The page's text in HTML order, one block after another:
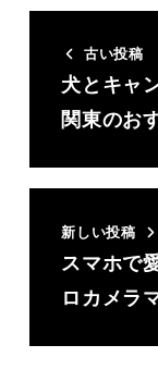
古い投稿
犬とキャ
関東のお
新しい投稿
スマホで
ロカメラ